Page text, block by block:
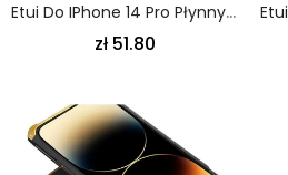
Etui Do IPhone 14 Pro Płynny Silikon Enkay
zł 51.80